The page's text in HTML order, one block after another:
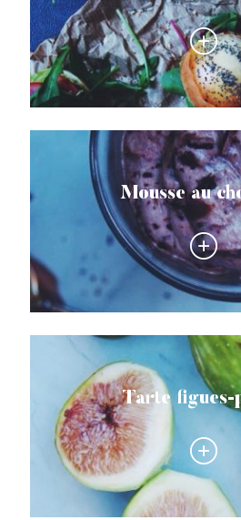
Mousse au
Tarte figues-